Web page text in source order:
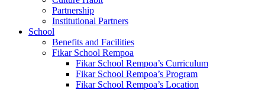
Partnership
Institutional Partners
School
Benefits and Facilities
Fikar School Rempoa
Fikar School Rempoa’s Curriculum
Fikar School Rempoa’s Program
Fikar School Rempoa’s Location